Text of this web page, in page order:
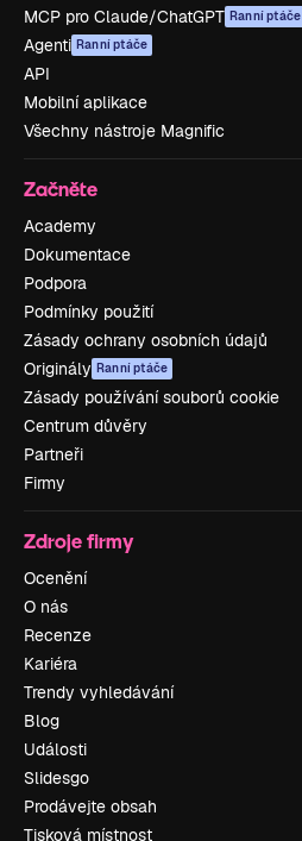
MCP pro Claude/ChatGPT Ranní ptáče
Agenti Ranní ptáče
API
Mobilní aplikace
Všechny nástroje Magnific
Začněte
Academy
Dokumentace
Podpora
Podmínky použití
Zásady ochrany osobních údajů
Originály Ranní ptáče
Zásady používání souborů cookie
Centrum důvěry
Partneři
Firmy
Zdroje firmy
Ocenění
O nás
Recenze
Kariéra
Trendy vyhledávání
Blog
Události
Slidesgo
Prodávejte obsah
Tisková místnost